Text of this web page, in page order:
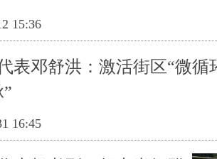
15:36
表邓舒洪：激活街区“微循
16:45